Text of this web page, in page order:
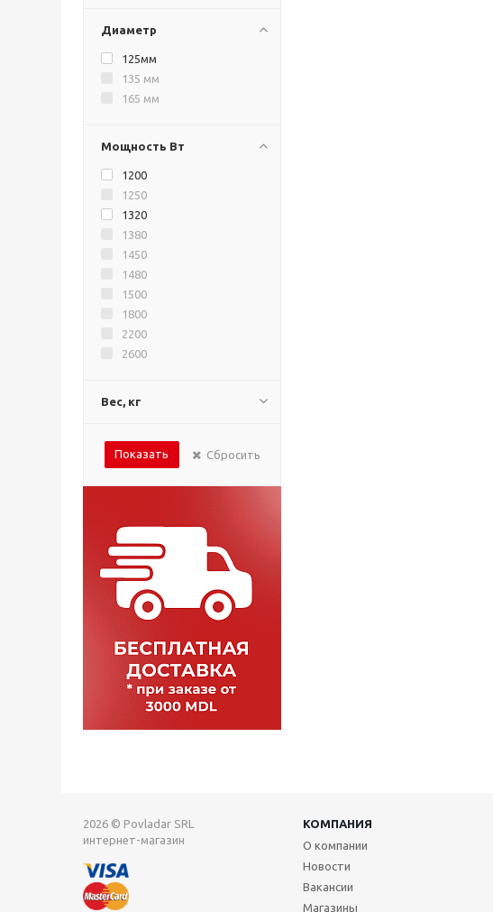
Диаметр
125мм
135 мм
165 мм
Мощность Вт
1200
1250
1320
1380
1450
1480
1500
1800
2200
2600
Вес, кг
Показать Сбросить
2026 © Povladar SRL
интернет-магазин
КОМПАНИЯ
О компании
Новости
Вакансии
Магазины